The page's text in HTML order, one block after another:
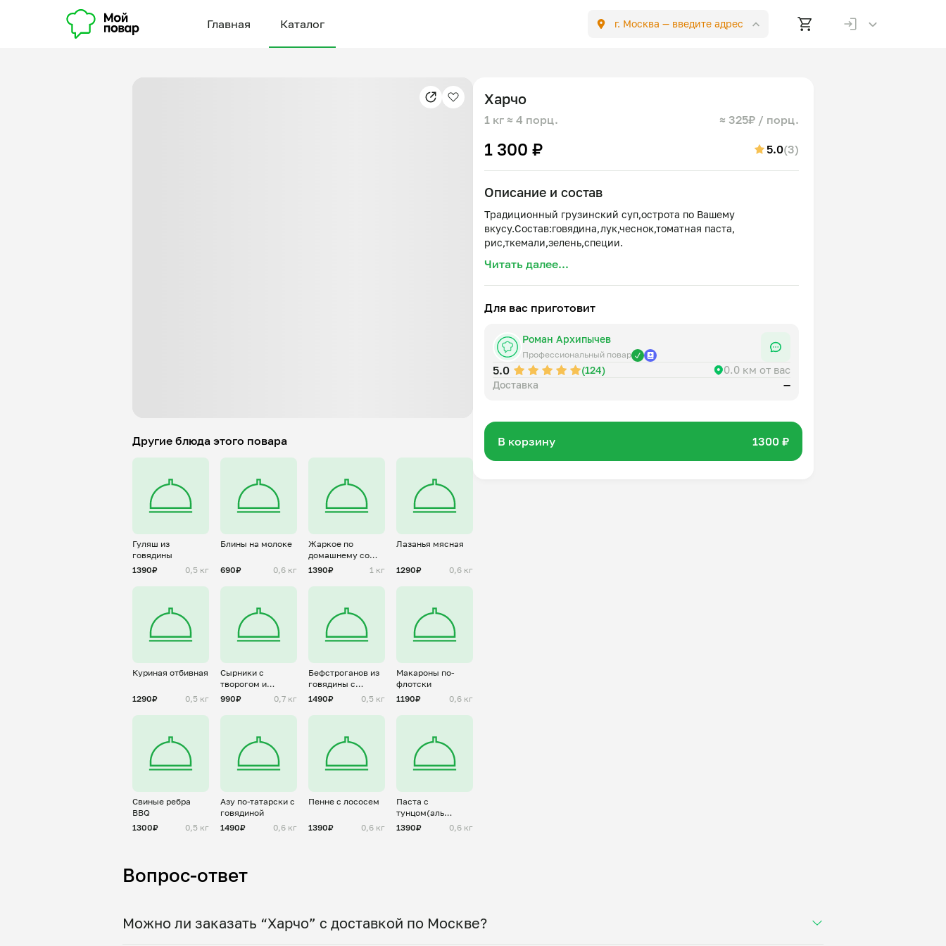
Главная Каталог г. Москва — введите адрес
Другие блюда этого повара
Гуляш из
говядины
1390₽
0,5 кг
Блины на молоке
690₽ 0,6 кг
Жаркое по
домашнему со
свининой
1390₽ 1 кг
Лазанья мясная
1290₽ 0,6 кг
Куриная отбивная
1290₽ 0,5 кг
Сырники с
творогом и
картофелем
990₽ 0,7 кг
Бефстроганов из
говядины с
грибами
1490₽ 0,5 кг
Макароны по-
флотски
1190₽
0,6 кг
Свиные ребра
BBQ
1300₽
0,5 кг
Азу по-татарски с
говядиной
1490₽
0,6 кг
Пенне с лососем
1390₽ 0,6 кг
Паста с
тунцом(аль
тонно)
1390₽ 0,6 кг
Харчо
1 кг ≈ 4 порц. ≈ 325₽ / порц.
1 300 ₽ 5.0(3)
Описание и состав
Традиционный грузинский суп,острота по Вашему
вкусу.Состав:говядина,лук,чеснок,томатная паста,
Читать далее...
Для вас приготовит
Роман Архипычев
Профессиональный повар
5.0 (124) 0.0 км от вас
Доставка —
В корзину 1300 ₽
Вопрос-ответ
Можно ли заказать “Харчо” с доставкой по Москве?